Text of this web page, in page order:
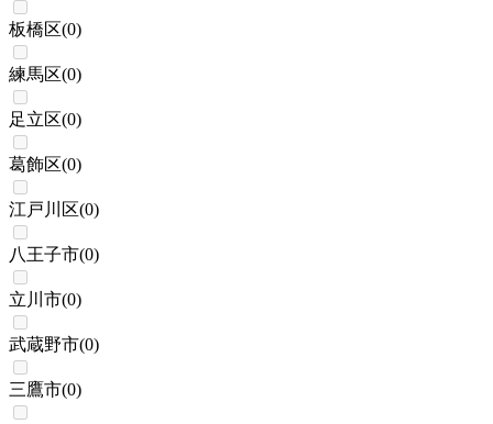
板橋区(0)
練馬区(0)
足立区(0)
葛飾区(0)
江戸川区(0)
八王子市(0)
立川市(0)
武蔵野市(0)
三鷹市(0)